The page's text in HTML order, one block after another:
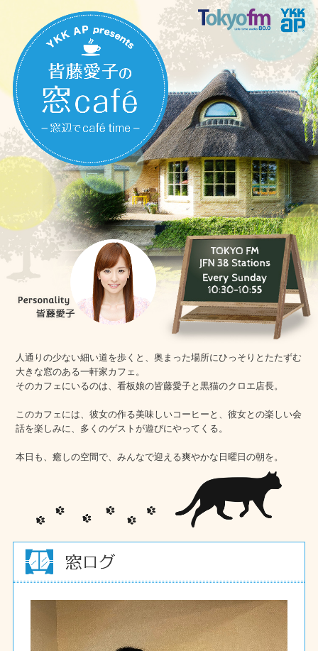
人通りの少ない細い道を歩くと、奥まった場所にひっそりとたたずむ
大きな窓のある一軒家カフェ。
そのカフェにいるのは、看板娘の皆藤愛子と黒猫のクロエ店長。
このカフェには、彼女の作る美味しいコーヒーと、彼女との楽しい会
話を楽しみに、多くのゲストが遊びにやってくる。
本日も、癒しの空間で、みんなで迎える爽やかな日曜日の朝を。